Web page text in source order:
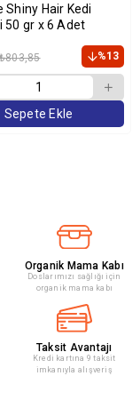
Shiny Hair Kedi
50 gr x 6 Adet
₺803,85 %13
Sepete Ekle
Organik Mama Kabı
Doslarımızı sağlığı için
organik mama kabı
Taksit Avantajı
Kredi kartına 9 taksit
imkanıyla alışveriş